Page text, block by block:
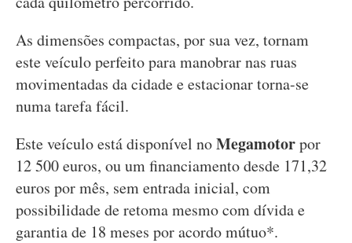
As dimensões compactas, por sua vez, tornam
este veículo perfeito para manobrar nas ruas
movimentadas da cidade e estacionar torna-se
numa tarefa fácil.
Este veículo está disponível noMegamotorpor
12 500 euros, ou um financiamento desde 171,32
euros por mês, sem entrada inicial, com
possibilidade de retoma mesmo com dívida e
garantia de 18 meses por acordo mútuo*.